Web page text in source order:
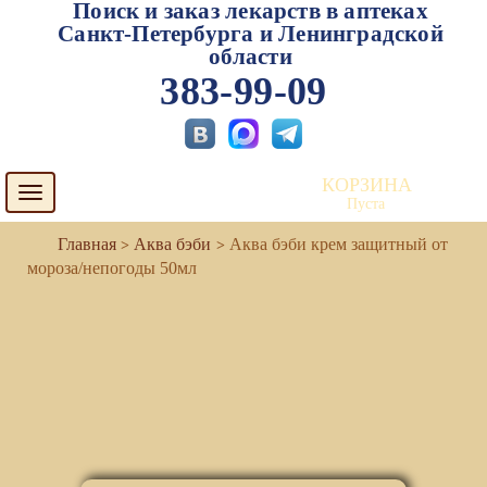
Поиск и заказ лекарств в аптеках
Санкт-Петербурга и Ленинградской
области
383-99-09
Toggle
navigation
КОРЗИНА
Пуста
Аква бэби
Аква бэби крем защитный от
мороза/непогоды 50мл